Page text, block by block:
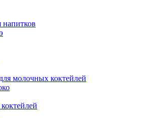
молочных коктейлей